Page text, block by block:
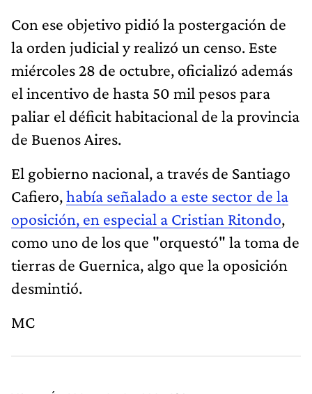
Con ese objetivo pidió la postergación de
la orden judicial y realizó un censo. Este
miércoles 28 de octubre, oficializó además
el incentivo de hasta 50 mil pesos para
paliar el déficit habitacional de la provincia
de Buenos Aires.
El gobierno nacional, a través de Santiago
Cafiero,había señalado a este sector de la
oposición, en especial a Cristian Ritondo,
como uno de los que "orquestó" la toma de
tierras de Guernica, algo que la oposición
desmintió.
MC